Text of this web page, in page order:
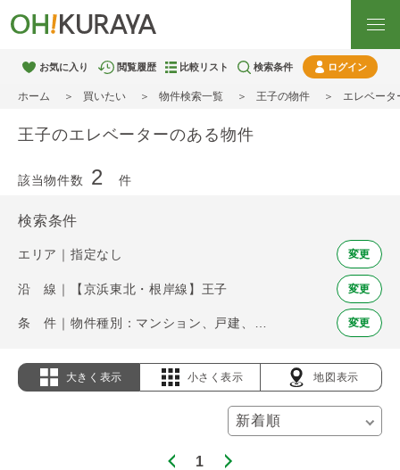
お気に入り 閲覧履歴 比較リスト 検索条件 ログイン
ホーム 買いたい 物件検索一覧 王子の物件 エレベータ
王子のエレベーターのある物件
該当物件数 2 件
検索条件
エリア｜指定なし 変更
沿 線｜【京浜東北・根岸線】王子 変更
変更
大きく表示 小さく表示 地図表示
1